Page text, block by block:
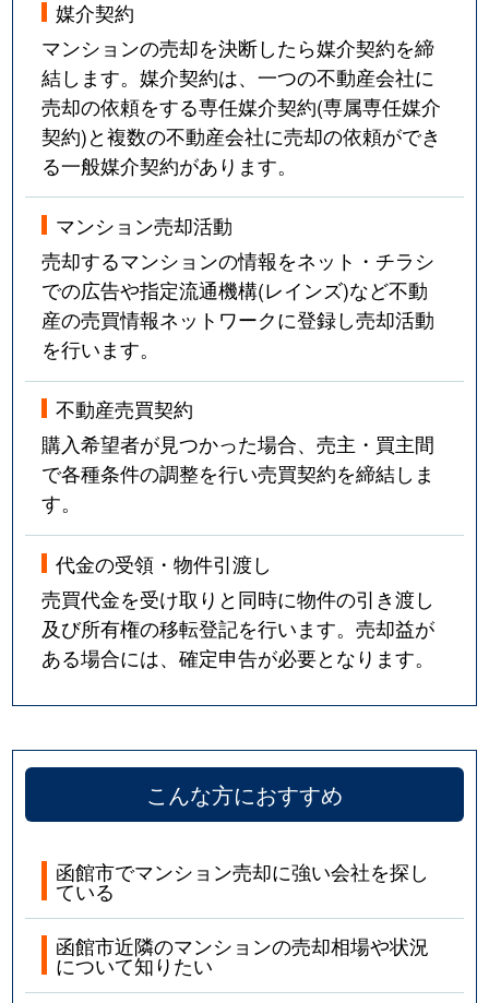
媒介契約
マンションの売却を決断したら媒介契約を締
結します。媒介契約は、一つの不動産会社に
売却の依頼をする専任媒介契約(専属専任媒介
契約)と複数の不動産会社に売却の依頼ができ
る一般媒介契約があります。
マンション売却活動
売却するマンションの情報をネット・チラシ
での広告や指定流通機構(レインズ)など不動
産の売買情報ネットワークに登録し売却活動
を行います。
不動産売買契約
購入希望者が見つかった場合、売主・買主間
で各種条件の調整を行い売買契約を締結しま
す。
代金の受領・物件引渡し
売買代金を受け取りと同時に物件の引き渡し
及び所有権の移転登記を行います。売却益が
ある場合には、確定申告が必要となります。
こんな方におすすめ
函館市でマンション売却に強い会社を探し
ている
函館市近隣のマンションの売却相場や状況
について知りたい